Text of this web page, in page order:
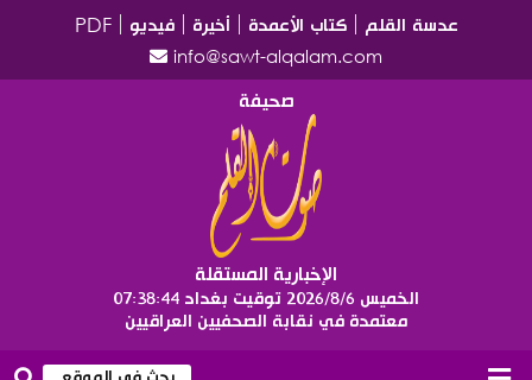
عدسة القلم كتاب الأعمدة أخيرة فيديو PDF
info@sawt-alqalam.com
صحيفة
الإخبارية المستقلة
الخميس 2026/8/6 توقيت بغداد 07:38:45
معتمدة في نقابة الصحفيين العراقيين